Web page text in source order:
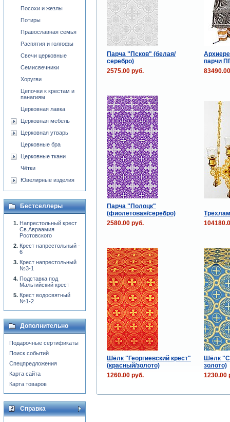
Парча "Псков" (белая/
серебро)
парчи
2575.00 руб.
Парча "Полоцк"
(фиолетовая/серебро)
2580.00 руб.
Шёлк "Георгиевский крест"
(красный/золото)
Шёлк
золото)
1260.00 руб.
1230.00
Посохи и жезлы
Потиры
Православная семья
Распятия и голгофы
Свечи церковные
Семисвечники
Хоругви
Цепочки к крестам и
панагиям
Церковная лавка
Церковная мебель
Церковная утварь
Церковные бра
Церковные ткани
Чётки
Ювелирные изделия
Бестселлеры
Напрестольный крест
Св.Авраамия
Ростовского
Крест напрестольный -
6
Крест напрестольный
№3-1
Подставка под
Мальтийский крест
Крест водосвятный
№1-2
Дополнительно
Подарочные сертификаты
Поиск событий
Спецпредложения
Карта сайта
Карта товаров
Справка